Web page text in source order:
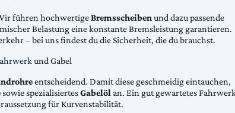
führen hochwertigeBremsscheibenund dazu passende
Belastung eine konstante Bremsleistung garantieren.
– bei uns findest du die Sicherheit, die du brauchst.
und Gabel
entscheidend. Damit diese geschmeidig eintauchen,
sowie spezialisiertesGabelöl an. Ein gut gewartetes
für Kurvenstabilität.